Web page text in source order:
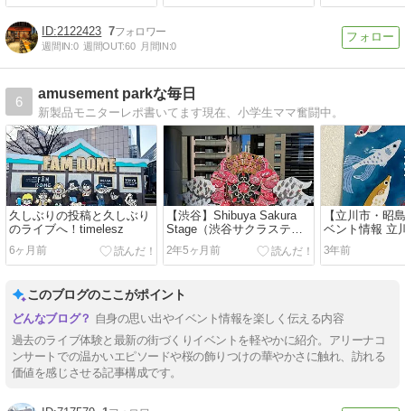
2122423 7
週間IN:0 週間OUT:60 月間IN:0
6
amusement parkな毎日
新製品モニターレポ書いてます現在、小学生ママ奮闘中。
久しぶりの投稿と久しぶり
のライブへ！timelesz
6ヶ月前
【渋谷】Shibuya Sakura
Stage（渋谷サクラステー
ジ）
2年5ヶ月前
【立川市・昭
ベント情報 立
スが6月25日
されます
3年前
このブログのここがポイント
自身の思い出やイベント情報を楽しく伝える内容
過去のライブ体験と最新の街づくりイベントを軽やかに紹介。アリーナコ
ンサートでの温かいエピソードや桜の飾りつけの華やかさに触れ、訪れる
価値を感じさせる記事構成です。